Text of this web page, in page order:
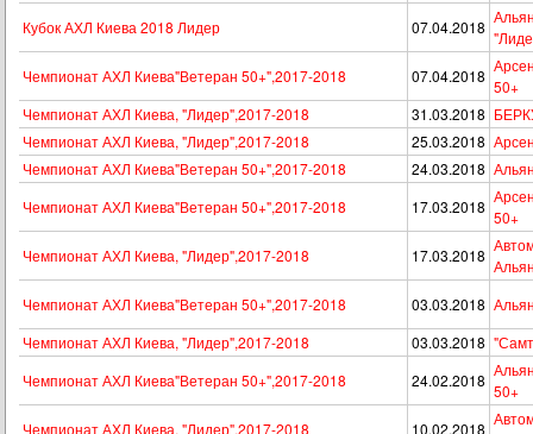
Кубок АХЛ Киева 2018 Лидер
07.04.2018
Чемпионат АХЛ Киева"Ветеран 50+",2017-2018
07.04.2018
50+
Чемпионат АХЛ Киева, "Лидер",2017-2018
31.03.2018
Чемпионат АХЛ Киева, "Лидер",2017-2018
25.03.2018
Чемпионат АХЛ Киева"Ветеран 50+",2017-2018
24.03.2018
Чемпионат АХЛ Киева"Ветеран 50+",2017-2018
17.03.2018
50+
Чемпионат АХЛ Киева, "Лидер",2017-2018
17.03.2018
Чемпионат АХЛ Киева"Ветеран 50+",2017-2018
03.03.2018
Чемпионат АХЛ Киева, "Лидер",2017-2018
03.03.2018
Чемпионат АХЛ Киева"Ветеран 50+",2017-2018
24.02.2018
50+
Чемпионат АХЛ Киева, "Лидер",2017-2018
10.02.2018